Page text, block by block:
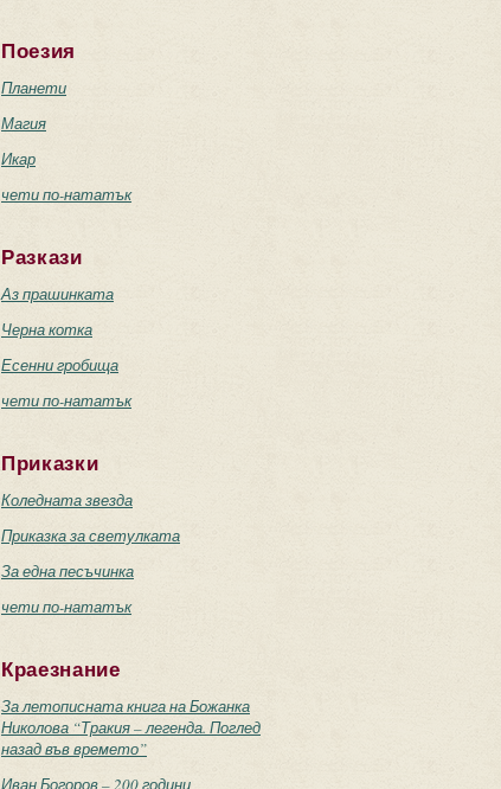
Поезия
Планети
Магия
Икар
чети по-нататък
Разкази
Аз прашинката
Черна котка
Есенни гробища
чети по-нататък
Приказки
Коледната звезда
Приказка за светулката
За една песъчинка
чети по-нататък
Краезнание
За летописната книга на Божанка
Николова “Тракия – легенда. Поглед
назад във времето”
Иван Богоров – 200 години